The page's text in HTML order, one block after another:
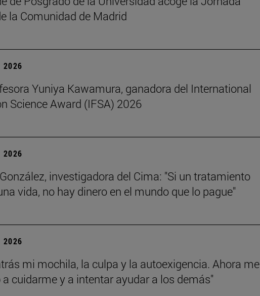
la Comunidad de Madrid
2026
Yuniya Kawamura, ganadora del International
Science Award (IFSA) 2026
2026
investigadora del Cima: "Si un tratamiento
vida, no hay dinero en el mundo que lo pague"
2026
mi mochila, la culpa y la autoexigencia. Ahora me
a cuidarme y a intentar ayudar a los demás"